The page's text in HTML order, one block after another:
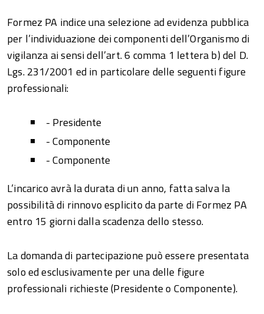
Formez PA indice una selezione ad evidenza pubblica
per l’individuazione dei componenti dell’Organismo di
vigilanza ai sensi dell’art. 6 comma 1 lettera b) del D.
Lgs. 231/2001 ed in particolare delle seguenti figure
professionali:
- Presidente
- Componente
- Componente
L’incarico avrà la durata di un anno, fatta salva la
possibilità di rinnovo esplicito da parte di Formez PA
entro 15 giorni dalla scadenza dello stesso.
La domanda di partecipazione può essere presentata
solo ed esclusivamente per una delle figure
professionali richieste (Presidente o Componente).